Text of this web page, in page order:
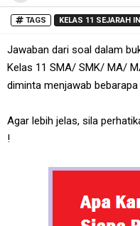
TAGS KELAS 11 SEJARAH
Jawaban dari soal dalam
Kelas 11 SMA/ SMK/ MA/
diminta menjawab bebarapa
Agar lebih jelas, sila
!